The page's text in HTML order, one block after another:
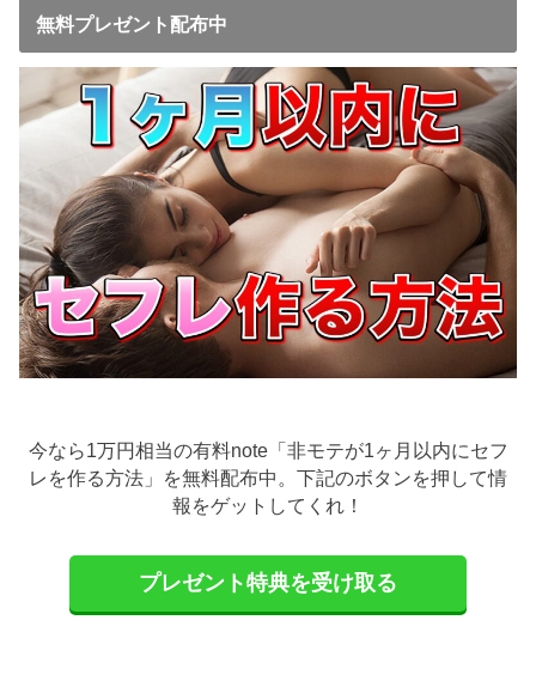
無料プレゼント配布中
今なら1万円相当の有料note「非モテが1ヶ月以内にセフ
レを作る方法」を無料配布中。下記のボタンを押して情
報をゲットしてくれ！
プレゼント特典を受け取る